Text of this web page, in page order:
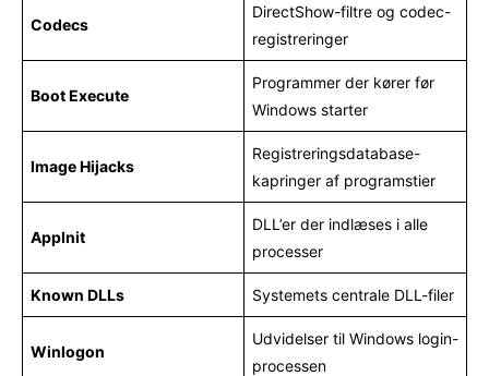
Codecs
DirectShow-filtre og codec-
registreringer
Boot Execute
Programmer der kører før
Windows starter
Image Hijacks
Registreringsdatabase-
kapringer af programstier
AppInit
DLL’er der indlæses i alle
processer
Known DLLs Systemets centrale DLL-filer
Winlogon
Udvidelser til Windows login-
processen